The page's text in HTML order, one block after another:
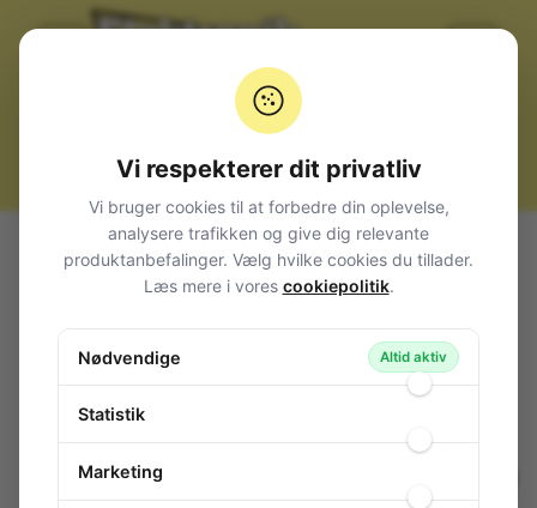
Alle produkter El-materiel (installation)
Stikdåser
SCHUKO (takket rund)
Stikdåse med 10 schuko-udtag, 3m, SORT
Stikdåse med 10 schuko-udtag, 3m,
137-436 / 1159300010
Vi respekterer dit privatliv
Vi bruger cookies til at forbedre din oplevelse,
analysere trafikken og give dig relevante
produktanbefalinger. Vælg hvilke cookies du tillader.
Læs mere i vores cookiepolitik.
Nødvendige Altid aktiv
Statistik
Marketing